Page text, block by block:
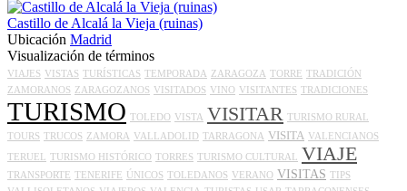
Castillo de Alcalá la Vieja (ruinas)
Ubicación Madrid
Visualización de términos
VIAJES VISTAS TURÍSTICAS TEMPORADA ZARAGOZA TORRE TRADICIÓN
ZAMORANOS ZARAGOZANOS VISITADOS VINO VISITANTES TRADICIONES
TURISMO TOLEDO VISTA VISITAR TURISMO RURAL
TOURS TRUCOS ZAMORA VALLADOLID TARRAGONA VISITA VALENCIANOS
TERUEL TURISMO HISTÓRICO TORRES TURISMO CULTURAL VIAJE
TRANSPORTE TENERIFE ÚNICOS TOLEDANOS VERANO VISITAS TIPS